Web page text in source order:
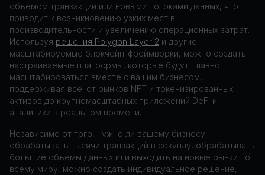
объемом транзакций или новыми потоками данных, что
приводит к возникновению узких мест в
производительности и увеличению операционных затрат.
Используя решения Polygon Layer 2 и другие
масштабируемые блокчейн-фреймворки, можно создать
настраиваемые платформы, которые будут плавно
масштабироваться вместе с вашим бизнесом,
поддерживая все: от рынков NFT и токенизированных
активов до крупномасштабных приложений DeFi и
аналитики в реальном времени.
Независимо от того, нужно ли вашему бизнесу
обрабатывать тысячи транзакций в секунду, обрабатывать
большие объемы данных или выходить на новые рынки по
всему миру, можно создать индивидуальное решение,